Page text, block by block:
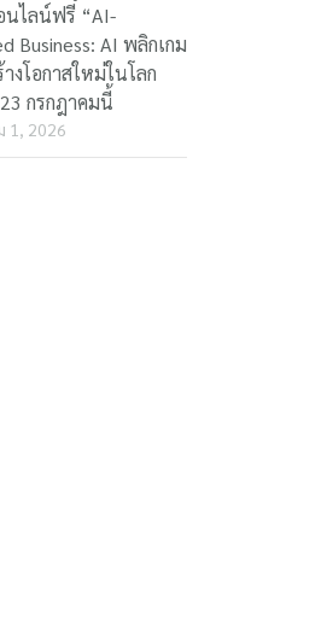
นไลน์ฟรี “AI-
Business: AI พลิกเกม
างโอกาสใหม่ในโลก
กรกฎาคมนี้
1, 2026